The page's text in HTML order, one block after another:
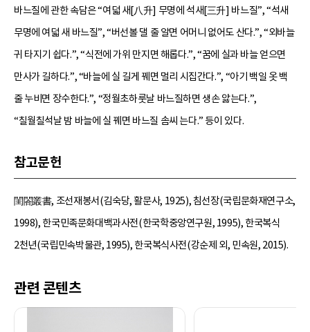
바느질에 관한 속담은 “여덟 새[八升] 무명에 석새[三升] 바느질”, “석새
무명에 여덟 새 바느질”, “버선볼 댈 줄 알면 어머니 없어도 산다.”, “외바늘
귀 타지기 쉽다.”, “식전에 가위 만지면 해롭다.”, “꿈에 실과 바늘 얻으면
만사가 길하다.”, “바늘에 실 길게 꿰면 멀리 시집간다.”, “아기 백일 옷 백
줄 누비면 장수한다.”, “정월초하룻날 바느질하면 생손 앓는다.”,
“칠월칠석날 밤 바늘에 실 꿰면 바느질 솜씨 는다.” 등이 있다.
참고문헌
閨閤叢書, 조선재봉서(김숙당, 활문사, 1925), 침선장(국립문화재연구소,
1998), 한국민족문화대백과사전(한국학중앙연구원, 1995), 한국복식
2천년(국립민속박물관, 1995), 한국복식사전(강순제 외, 민속원, 2015).
관련 콘텐츠